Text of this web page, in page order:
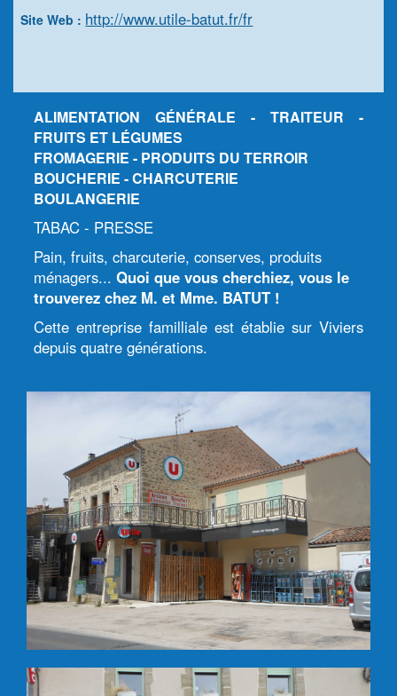
Site Web : http://www.utile-batut.fr/fr
ALIMENTATION GÉNÉRALE - TRAITEUR -
FRUITS ET LÉGUMES
FROMAGERIE - PRODUITS DU TERROIR
BOUCHERIE - CHARCUTERIE
BOULANGERIE
TABAC - PRESSE
Pain, fruits, charcuterie, conserves, produits
ménagers... Quoi que vous cherchiez, vous le
trouverez chez M. et Mme. BATUT !
Cette entreprise familliale est établie sur Viviers
depuis quatre générations.